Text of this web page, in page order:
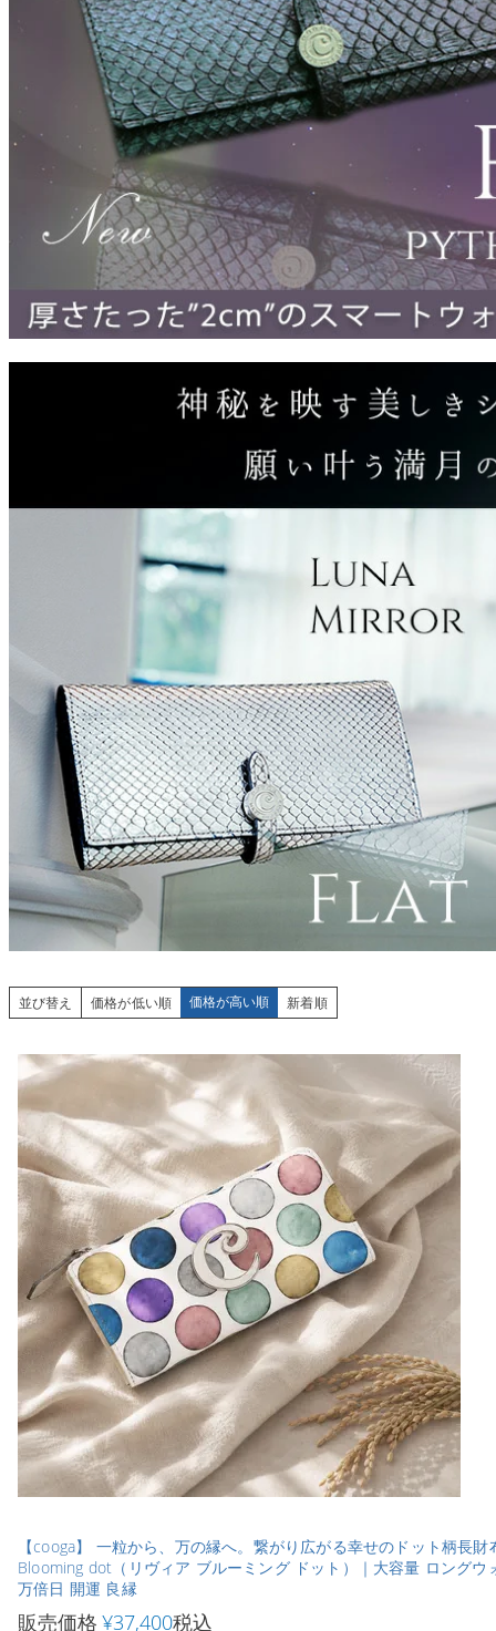
並び替え 価格が低い順 価格が高い順 新着順
【cooga】 一粒から、万の縁へ。繋がり広がる幸せのドット柄長
Blooming dot（リヴィア ブルーミング ドット）｜大容量 ロングウ
万倍日 開運 良縁
販売価格 ¥37,400税込